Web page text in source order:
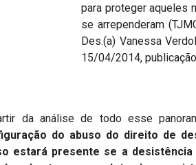
para proteger aqueles
se arrependeram
Des.(a) Vanessa
15/04/2014,
da análise de todo esse
do abuso do direito de
estará presente se a